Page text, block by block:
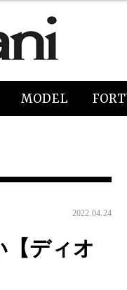
MODEL
2022.04.24
【ディオ